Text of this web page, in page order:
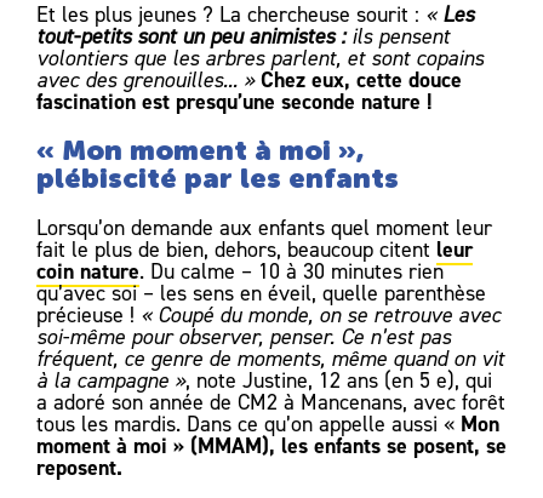
Et les plus jeunes ? La chercheuse sourit : « Les
tout-petits sont un peu animistes :ils pensent
volontiers que les arbres parlent, et sont copains
avec des grenouilles... » Chez eux, cette douce
fascination est presqu’une seconde nature !
« Mon moment à moi »,
plébiscité par les enfants
Lorsqu’on demande aux enfants quel moment leur
fait le plus de bien, dehors, beaucoup citent leur
coin nature. Du calme – 10 à 30 minutes rien
qu’avec soi – les sens en éveil, quelle parenthèse
précieuse ! « Coupé du monde, on se retrouve avec
soi-même pour observer, penser. Ce n’est pas
fréquent, ce genre de moments, même quand on vit
à la campagne », note Justine, 12 ans (en 5 e), qui
a adoré son année de CM2 à Mancenans, avec forêt
tous les mardis. Dans ce qu’on appelle aussi « Mon
moment à moi » (MMAM), les enfants se posent, se
reposent.